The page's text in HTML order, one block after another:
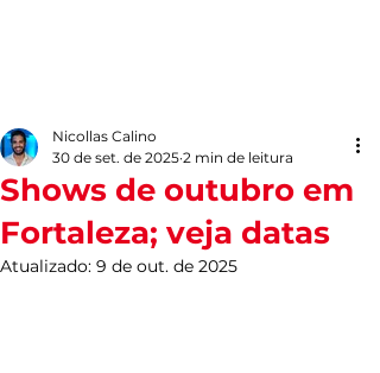
Shows de outubro em
Fortaleza; veja datas
Nicollas Calino
30 de set. de 2025 2 min de leitura
Atualizado: 9 de out. de 2025